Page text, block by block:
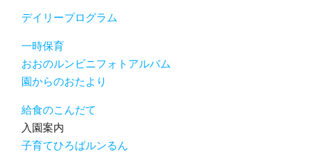
デイリープログラム
一時保育
おおのルンビニフォトアルバム
園からのおたより
給食のこんだて
入園案内
子育てひろばルンるん